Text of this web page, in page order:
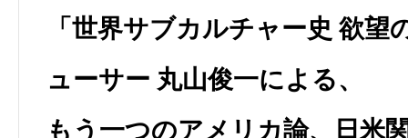
「世界サブカルチャー史 欲望
ューサー 丸山俊一による、
もう一つのアメリカ論、日米